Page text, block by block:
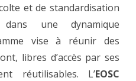
et de standardisation
une dynamique
vise à réunir des
libres d’accès par ses
réutilisables. L’EOSC